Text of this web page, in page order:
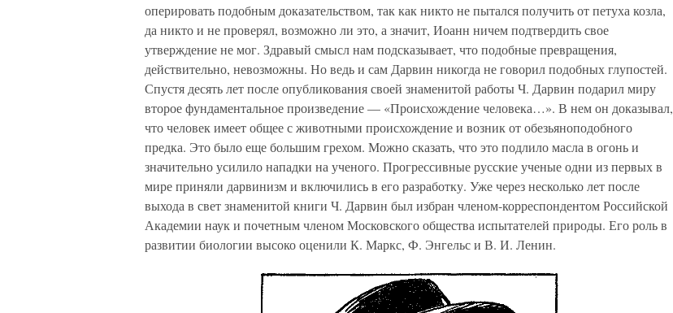
оперировать подобным доказательством, так как никто не пытался получить от петуха козла,
да никто и не проверял, возможно ли это, а значит, Иоанн ничем подтвердить свое
утверждение не мог. Здравый смысл нам подсказывает, что подобные превращения,
действительно, невозможны. Но ведь и сам Дарвин никогда не говорил подобных глупостей.
Спустя десять лет после опубликования своей знаменитой работы Ч. Дарвин подарил миру
второе фундаментальное произведение — «Происхождение человека…». В нем он доказывал,
что человек имеет общее с животными происхождение и возник от обезьяноподобного
предка. Это было еще большим грехом. Можно сказать, что это подлило масла в огонь и
значительно усилило нападки на ученого. Прогрессивные русские ученые одни из первых в
мире приняли дарвинизм и включились в его разработку. Уже через несколько лет после
выхода в свет знаменитой книги Ч. Дарвин был избран членом-корреспондентом Российской
Академии наук и почетным членом Московского общества испытателей природы. Его роль в
развитии биологии высоко оценили К. Маркс, Ф. Энгельс и В. И. Ленин.